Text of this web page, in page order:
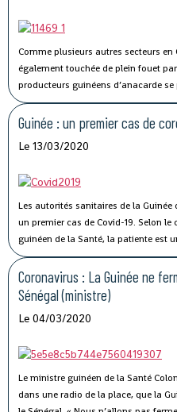
Comme plusieurs autres secteurs
également touchée de plein fouet
producteurs guinéens d’anacarde
Lancée le 02 avril dernier, par le
commercialisation de l’anacarde
cause de la crise sanitaire qui secoue
Guinée : un premier cas de
Le 13/03/2020
Les autorités sanitaires de la
un premier cas de Covid-19. Selon le
guinéen de la Santé, la patiente est
il y a une semaine. « Elle a été
Nongo », a-t-il indiqué.
Coronavirus : La Guinée ne
Sénégal (ministre)
Le 04/03/2020
Le ministre guinéen de la Santé
dans une radio de la place, que la